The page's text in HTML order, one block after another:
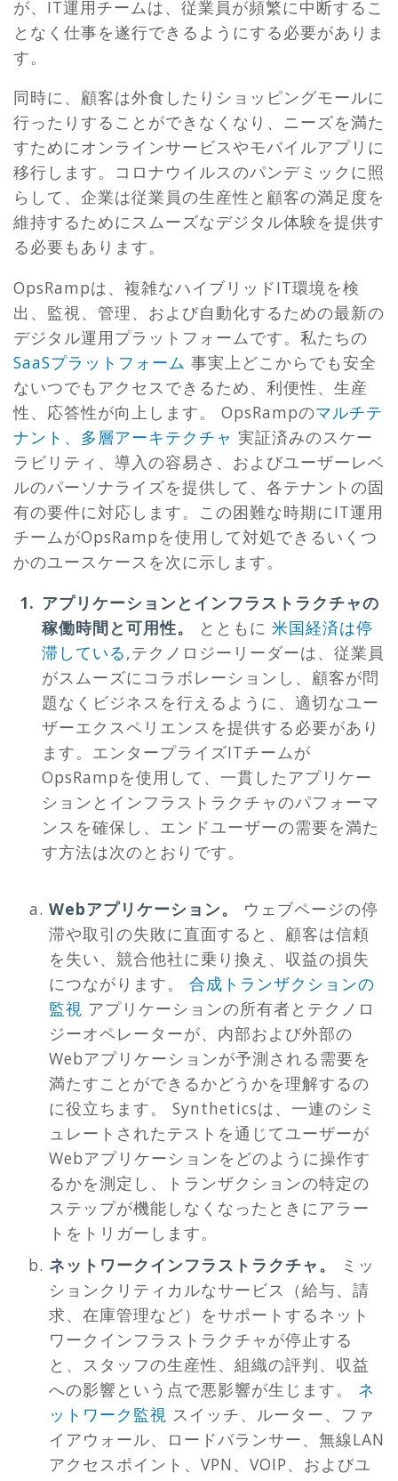
が、IT運用チームは、従業員が頻繁に中断するこ
となく仕事を遂行できるようにする必要がありま
す。
同時に、顧客は外食したりショッピングモールに
行ったりすることができなくなり、ニーズを満た
すためにオンラインサービスやモバイルアプリに
移行します。コロナウイルスのパンデミックに照
らして、企業は従業員の生産性と顧客の満足度を
維持するためにスムーズなデジタル体験を提供す
る必要もあります。
OpsRampは、複雑なハイブリッドIT環境を検
出、監視、管理、および自動化するための最新の
デジタル運用プラットフォームです。私たちの
SaaSプラットフォーム 事実上どこからでも安全
ないつでもアクセスできるため、利便性、生産
性、応答性が向上します。 OpsRampのマルチテ
ナント、多層アーキテクチャ 実証済みのスケー
ラビリティ、導入の容易さ、およびユーザーレベ
ルのパーソナライズを提供して、各テナントの固
有の要件に対応します。この困難な時期にIT運用
チームがOpsRampを使用して対処できるいくつ
かのユースケースを次に示します。
アプリケーションとインフラストラクチャの
稼働時間と可用性。
とともに 米国経済は停
滞している,テクノロジーリーダーは、従業員
がスムーズにコラボレーションし、顧客が問
題なくビジネスを行えるように、適切なユー
ザーエクスペリエンスを提供する必要があり
ます。エンタープライズITチームが
OpsRampを使用して、一貫したアプリケー
ションとインフラストラクチャのパフォーマ
ンスを確保し、エンドユーザーの需要を満た
す方法は次のとおりです。
Webアプリケーション。
ウェブページの停
滞や取引の失敗に直面すると、顧客は信頼
を失い、競合他社に乗り換え、収益の損失
につながります。 合成トランザクションの
監視 アプリケーションの所有者とテクノロ
ジーオペレーターが、内部および外部の
Webアプリケーションが予測される需要を
満たすことができるかどうかを理解するの
に役立ちます。 Syntheticsは、一連のシミ
ュレートされたテストを通じてユーザーが
Webアプリケーションをどのように操作す
るかを測定し、トランザクションの特定の
ステップが機能しなくなったときにアラー
トをトリガーします。
ネットワークインフラストラクチャ。
ミッ
ションクリティカルなサービス（給与、請
求、在庫管理など）をサポートするネット
ワークインフラストラクチャが停止する
と、スタッフの生産性、組織の評判、収益
への影響という点で悪影響が生じます。 ネ
ットワーク監視 スイッチ、ルーター、ファ
イアウォール、ロードバランサー、無線LAN
アクセスポイント、VPN、VOIP、およびユ